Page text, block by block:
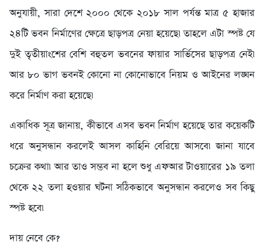
অনুযায়ী, সারা দেশে ২০০০ থেকে ২০১৮ সাল পর্যন্ত মাত্র ৫ হাজার
২৪টি ভবন নির্মাণের ক্ষেত্রে ছাড়পত্র নেয়া হয়েছে৷ তাহলে এটা স্পষ্ট যে
দুই তৃতীয়াংশের বেশি বহুতল ভবনের ফায়ার সার্ভিসের ছাড়পত্র নেই৷
আর ৮০ ভাগ ভবনই কোনো না কোনোভাবে নিয়ম ও আইনের লঙ্ঘন
করে নির্মাণ করা হয়েছে৷
একাধিক সূত্র জানায়, কীভাবে এসব ভবন নির্মাণ হয়েছে তার কয়েকটি
ধরে অনুসন্ধান করলেই আসল কাহিনি বেরিয়ে আসবে৷ জানা যাবে
চক্রের কথা৷ আর তাও সম্ভব না হলে শুধু এফআর টাওয়ারের ১৯ তলা
থেকে ২২ তলা হওয়ার ঘটনা সঠিকভাবে অনুসন্ধান করলেও সব কিছু
স্পষ্ট হবে৷
দায় নেবে কে?